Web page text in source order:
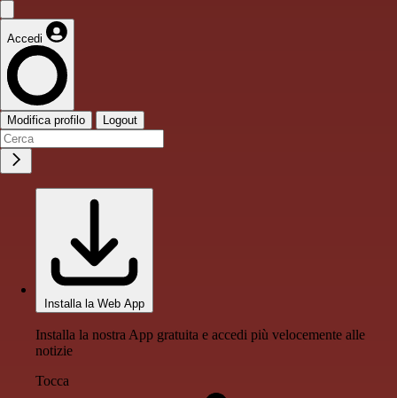
Accedi
Modifica profilo Logout
Installa la Web App
Installa la nostra App gratuita e accedi più velocemente alle
notizie
Tocca